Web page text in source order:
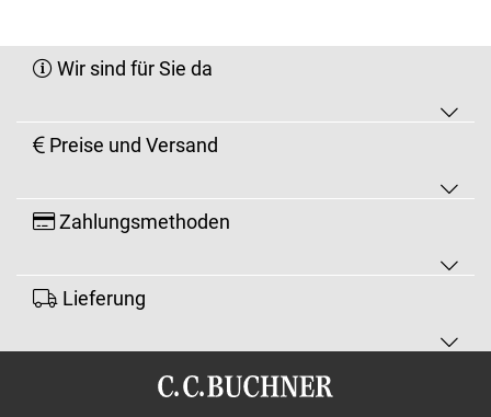
Wir sind für Sie da
Preise und Versand
Zahlungsmethoden
Lieferung